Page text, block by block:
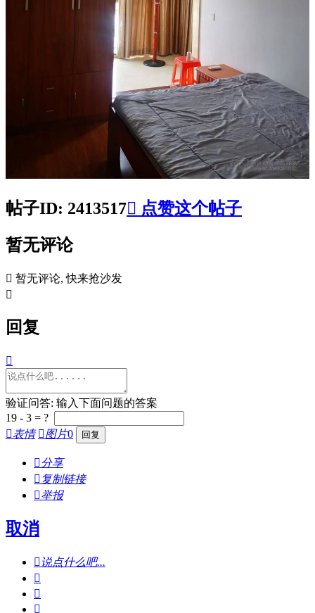
帖子ID: 2413517 点赞这个帖子
暂无评论
 暂无评论, 快来抢沙发

回复

验证问答: 输入下面问题的答案
19 - 3 = ?
表情 图片0
分享
 复制链接
举报
取消
说点什么吧...


